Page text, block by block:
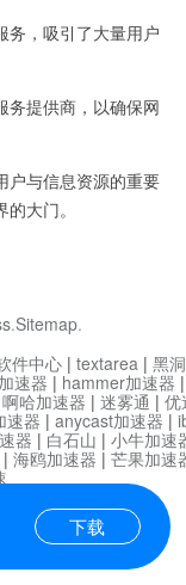
，吸引了大量用户
提供商，以确保网
与信息资源的重要
大门。
.Sitemap.
下载
件中心 | textarea | 黑
速器 | hammer加速器
啊哈加速器 | 迷雾通 | 优
速器 | anycast加速器 |
器 | 白石山 | 小牛加速
| 海鸥加速器 | 芒果加速